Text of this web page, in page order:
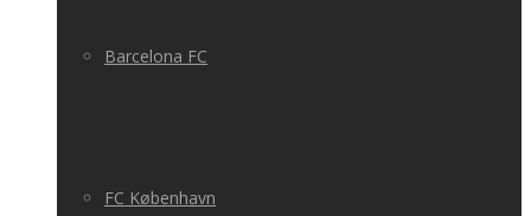
Barcelona FC
FC København